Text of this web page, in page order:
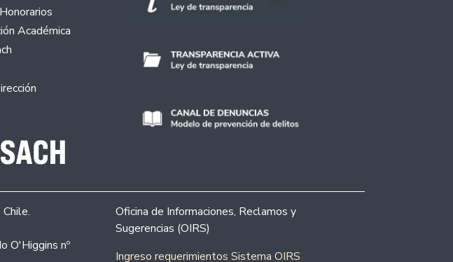
Académica
O'Higgins nº
Oficina de Informaciones, Reclamos y
Sugerencias (OIRS)
Ingreso requerimientos Sistema OIRS